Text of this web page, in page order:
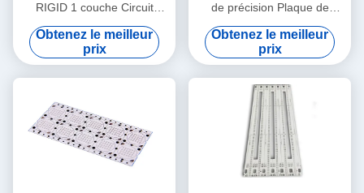
RIGID 1 couche Circuit
imprimé pour électronique
PAD
Obtenez le meilleur
prix
de précision Plaque de
circuit imprimé PCB rigide
pour lave-vaisselle
Obtenez le meilleur
prix